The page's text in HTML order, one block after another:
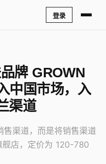
登录
牌 GROWN
中国市场，入
渠道
售渠道，而是将销售渠道
舰店，定价为 120-780